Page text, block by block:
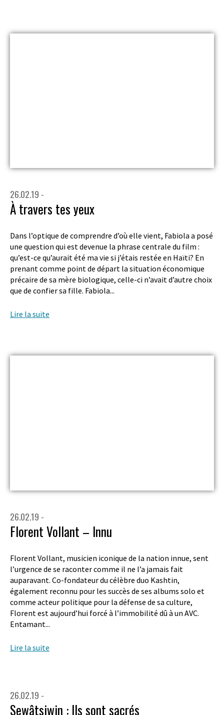
26.02.19 -
À travers tes yeux
Dans l’optique de comprendre d’où elle vient, Fabiola a posé
une question qui est devenue la phrase centrale du film :
qu’est-ce qu’aurait été ma vie si j’étais restée en Haïti? En
prenant comme point de départ la situation économique
précaire de sa mère biologique, celle-ci n’avait d’autre choix
que de confier sa fille. Fabiola...
Lire la suite
26.02.19 -
Florent Vollant – Innu
Florent Vollant, musicien iconique de la nation innue, sent
l’urgence de se raconter comme il ne l’a jamais fait
auparavant. Co-fondateur du célèbre duo Kashtin,
également reconnu pour les succès de ses albums solo et
comme acteur politique pour la défense de sa culture,
Florent est aujourd’hui forcé à l’immobilité dû à un AVC.
Entamant...
Lire la suite
26.02.19 -
Sewâtsiwin : Ils sont sacrés